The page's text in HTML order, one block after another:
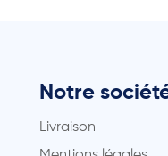
Notre
Livraison